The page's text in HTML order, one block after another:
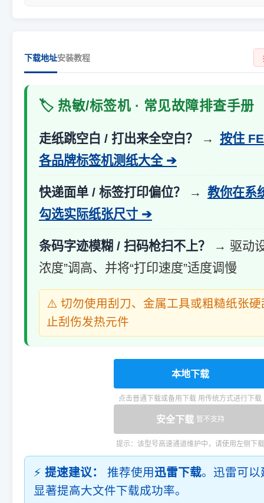
下载地址安装教程
🏷️ 热敏/标签机 · 常见故障排查手册
走纸跳空白 / 打出来全空白？ →
按住
各品牌标签机测纸大全 ➔
快递面单 / 标签打印偏位？ →
教你在系
勾选实际纸张尺寸 ➔
条码字迹模糊 / 扫码枪扫不上？
→ 驱动
浓度”调高、并将“打印速度”适度调慢
⚠️ 切勿使用刮刀、金属工具或粗糙纸张
止刮伤发热元件
本地下载
点击普通下载或备用下载 用传统方式进行下载
安全下载 暂不支持
提示：该型号高速通道维护中，请使用左侧下载
⚡ 提速建议： 推荐使用迅雷下载。迅雷可
显著提高大文件下载成功率。